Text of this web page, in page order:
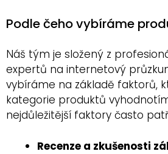
Podle čeho vybíráme
Náš tým je složený z
expertů na internetový
vybíráme na základě faktorů,
kategorie produktů
nejdůležitější faktory často
Recenze a zkušenosti